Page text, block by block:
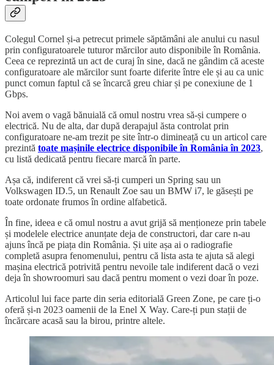
Colegul Cornel și-a petrecut primele săptămâni ale anului cu nasul
prin configuratoarele tuturor mărcilor auto disponibile în România.
Ceea ce reprezintă un act de curaj în sine, dacă ne gândim că aceste
configuratoare ale mărcilor sunt foarte diferite între ele și au ca unic
punct comun faptul că se încarcă greu chiar și pe conexiune de 1
Gbps.
Noi avem o vagă bănuială că omul nostru vrea să-și cumpere o
electrică. Nu de alta, dar după derapajul ăsta controlat prin
configuratoare ne-am trezit pe site într-o dimineață cu un articol care
prezintă toate mașinile electrice disponibile în România în 2023,
cu listă dedicată pentru fiecare marcă în parte.
Așa că, indiferent că vrei să-ți cumperi un Spring sau un
Volkswagen ID.5, un Renault Zoe sau un BMW i7, le găsești pe
toate ordonate frumos în ordine alfabetică.
În fine, ideea e că omul nostru a avut grijă să menționeze prin tabele
și modelele electrice anunțate deja de constructori, dar care n-au
ajuns încă pe piața din România. Și uite așa ai o radiografie
completă asupra fenomenului, pentru că lista asta te ajuta să alegi
mașina electrică potrivită pentru nevoile tale indiferent dacă o vezi
deja în showroomuri sau dacă pentru moment o vezi doar în poze.
Articolul lui face parte din seria editorială Green Zone, pe care ți-o
oferă și-n 2023 oamenii de la Enel X Way. Care-ți pun stații de
încărcare acasă sau la birou, printre altele.